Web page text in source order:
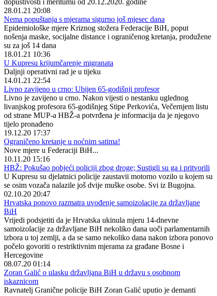
dopustivosti i meritumu od 20.12.2020. godine
28.01.21 20:08
Nema popuštanja s mjerama sigurno još mjesec dana
Epidemiološke mjere Kriznog stožera Federacije BiH, poput
nošenja maske, socijalne distance i ograničenog kretanja, produžene
su za još 14 dana
18.01.21 10:36
U Kupresu krijumčarenje migranata
Daljnji operativni rad je u tijeku
14.01.21 22:54
Livno zavijeno u crno: Ubijen 65-godišnji profesor
Livno je zavijeno u crno. Nakon vijesti o nestanku uglednog
livanjskog profesora 65-godišnjeg Stipe Perkovića, Večernjem listu
od strane MUP-a HBŽ-a potvrđena je informacija da je njegovo
tijelo pronađeno
19.12.20 17:37
Ograničeno kretanje u noćnim satima!
Nove mjere u Federaciji BiH...
10.11.20 15:16
HBŽ: Pokušao pobjeći policiji zbog droge; Sustigli su ga i pritvorili
U Kupresu su djelatnici policije zaustavii motorno vozilo u kojem su
se osim vozača nalazile još dvije muške osobe. Svi iz Bugojna.
02.10.20 20:47
Hrvatska ponovo razmatra uvođenje samoizolacije za državljane
BiH
Vrijedi podsjetiti da je Hrvatska ukinula mjeru 14-dnevne
samoizolacije za državljane BiH nekoliko dana uoči parlamentarnih
izbora u toj zemlji, a da se samo nekoliko dana nakon izbora ponovo
počelo govoriti o restriktivnim mjerama za građane Bosne i
Hercegovine
08.07.20 01:14
Zoran Galić o ulasku državljana BiH u državu s osobnom
iskaznicom
Ravnatelj Granične policije BiH Zoran Galić uputio je demanti